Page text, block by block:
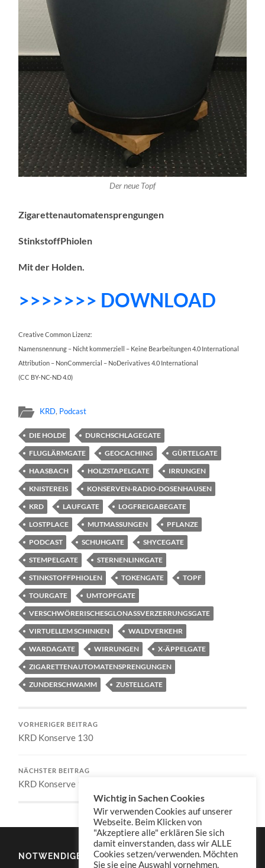
Der neue Topf
Zigarettenautomatensprengungen
StinkstoffPhiolen
Mit der Holden.
>>>>>>> DOWNLOAD
Creative Common Lizenz:
Namensnennung – Nicht kommerziell – Keine Bearbeitungen 4.0 International
Attribution – NonCommercial – NoDerivatives 4.0 International
(CC BY-NC-ND 4.0)
KRD, Podcast
DIE HOLDE
DURCHSCHLAGEGATE
FLUGLÄRMGATE
GEOCACHING
GÜRTELGATE
HAASBACH
HOLZSTAPELGATE
IRRUNGEN
KNISTEREIS
KONSERVEN-RADIO-DOSENHAUSEN
KRD
LAUFGATE
LOGFREIGABEGATE
LOSTPLACE
MUTMASSUNGEN
PFLANZE
PODCAST
SCHUHGATE
SHYCEGATE
STEMPELGATE
STERNENLINKGATE
STINKSTOFFPHIOLEN
TOKENGATE
TOPF
TOURGATE
UMTOPFGATE
VERSCHWÖRERISCHESGLONASSVERZERRUNGSGATE
VIRTUELLEM SCHINKEN
WALDVERKEHR
WARDAGATE
WIRRUNGEN
X-ÄPPELGATE
ZIGARETTENAUTOMATENSPRENGUNGEN
ZUNDERSCHWAMM
ZUSTELLGATE
VORHERIGER BEITRAG
KRD Konserve 130
NÄCHSTER BEITRAG
KRD Konserve 132
NOTWENDIGES
Wichtig in Sachen Cookies
Wir verwenden Cookies auf unserer
Webseite. Beim Klicken von
"Akzeptiere alle" erklären Sie sich
damit einverstanden, dass wir ALLE
Cookies setzen/verwenden. Möchten
Sie sie eine Auswahl vornehmen,